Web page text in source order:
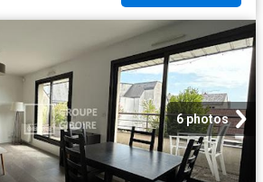
6 photos